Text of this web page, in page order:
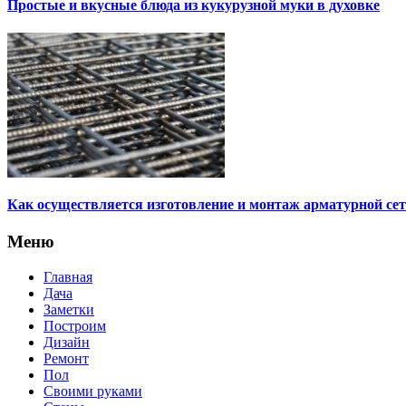
Простые и вкусные блюда из кукурузной муки в духовке
Как осуществляется изготовление и монтаж арматурной
Меню
Главная
Дача
Заметки
Построим
Дизайн
Ремонт
Пол
Своими руками